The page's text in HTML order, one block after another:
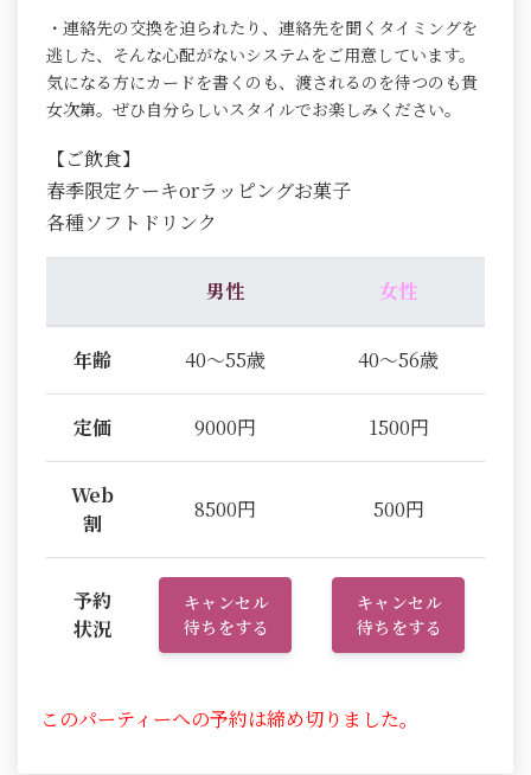
・連絡先の交換を迫られたり、連絡先を聞くタイミングを
逃した、そんな心配がないシステムをご用意しています。
気になる方にカードを書くのも、渡されるのを待つのも貴
女次第。ぜひ自分らしいスタイルでお楽しみください。
【ご飲食】
春季限定ケーキorラッピングお菓子
各種ソフトドリンク
男性 女性
年齢 40～55歳 40～56歳
定価 9000円 1500円
Web
割
8500円 500円
予約
状況
キャンセル
待ちをする
キャンセル
待ちをする
このパーティーへの予約は締め切りました。